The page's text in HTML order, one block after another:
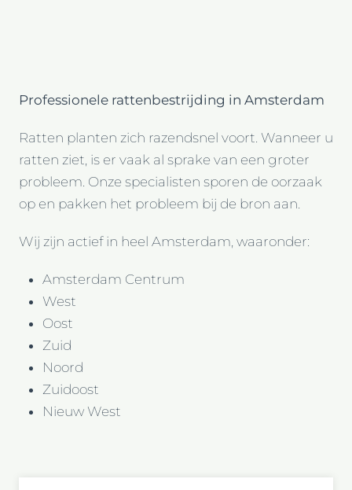
Professionele rattenbestrijding in Amsterdam
Ratten planten zich razendsnel voort. Wanneer u
ratten ziet, is er vaak al sprake van een groter
probleem. Onze specialisten sporen de oorzaak
op en pakken het probleem bij de bron aan.
Wij zijn actief in heel Amsterdam, waaronder:
Amsterdam Centrum
West
Oost
Zuid
Noord
Zuidoost
Nieuw West